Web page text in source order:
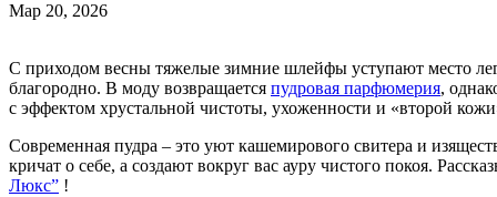
Мар 20, 2026
С приходом весны тяжелые зимние шлейфы уступают место легкости, но в 2026 году этот переход выглядит особенно
благородно. В моду возвращается пудровая парфюмерия,
с эффектом хрустальной чистоты, ухоженности и «второй
Современная пудра – это уют кашемирового свитера и
кричат о себе, а создают вокруг вас ауру чистого покоя.
Люкс” !